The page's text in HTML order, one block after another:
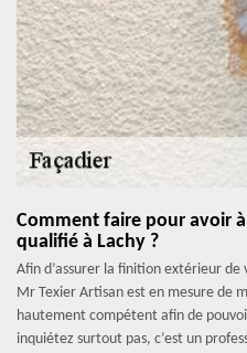
Comment faire pour avoir
qualifié à Lachy ?
Afin d’assurer la finition extérieur
Mr Texier Artisan est en mesure de
hautement compétent afin de
inquiétez surtout pas, c’est un